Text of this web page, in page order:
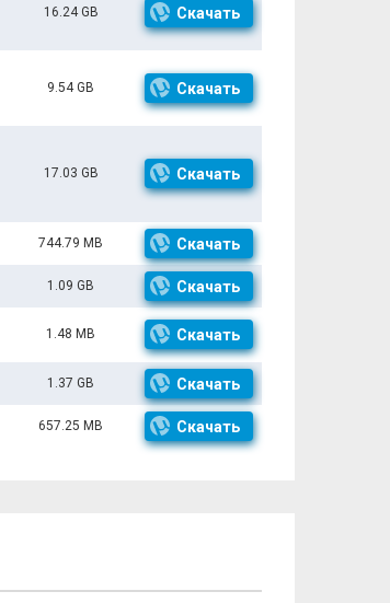
16.24 GB Скачать
9.54 GB Скачать
17.03 GB Скачать
744.79 MB Скачать
1.09 GB Скачать
1.48 MB Скачать
1.37 GB Скачать
657.25 MB Скачать